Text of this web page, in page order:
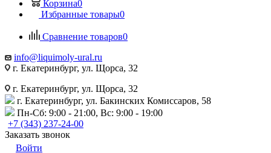
Корзина0
Избранные товары0
Сравнение товаров0
info@liquimoly-ural.ru
г. Екатеринбург, ул. Щорса, 32
г. Екатеринбург, ул. Щорса, 32
г. Екатеринбург, ул. Бакинских Комиссаров, 58
Пн-Сб: 9:00 - 21:00, Вс: 9:00 - 19:00
+7 (343) 237-24-00
Заказать звонок
Войти